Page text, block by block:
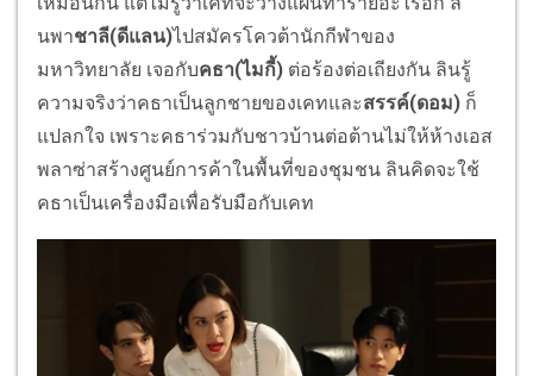
นพาชาลี(ดีแลน)ไปสมัครโควต้านักกีฬาของ
มหาวิทยาลัย เจอกับคธา(ไมกี้) ต่อร้องต่อเถียงกัน ลินรู้
ความจริงว่าคธาเป็นลูกชายของเคทและสรรค์(ดอม) ก็
แปลกใจ เพราะคธาร่วมกับชาวบ้านต่อต้านไม่ให้ห้างเอส
พลาซ่าสร้างศูนย์การค้าในพื้นที่ของชุมชน ลินคิดจะใช้
คธาเป็นเครื่องมือเพื่อรับมือกับเคท